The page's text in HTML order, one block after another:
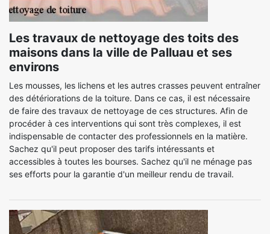
Les travaux de nettoyage des toits des
maisons dans la ville de Palluau et ses
environs
Les mousses, les lichens et les autres crasses peuvent entraîner
des détériorations de la toiture. Dans ce cas, il est nécessaire
de faire des travaux de nettoyage de ces structures. Afin de
procéder à ces interventions qui sont très complexes, il est
indispensable de contacter des professionnels en la matière.
Sachez qu'il peut proposer des tarifs intéressants et
accessibles à toutes les bourses. Sachez qu'il ne ménage pas
ses efforts pour la garantie d'un meilleur rendu de travail.